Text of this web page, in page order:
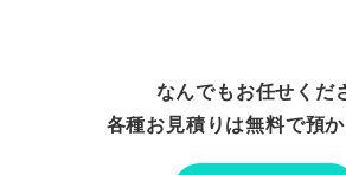
なんでもお任せくだ
各種お見積りは無料で預か